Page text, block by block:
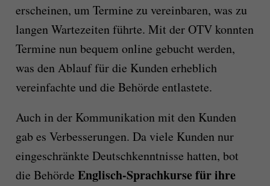
erscheinen, um Termine zu vereinbaren, was zu
langen Wartezeiten führte. Mit der OTV konnten
Termine nun bequem online gebucht werden,
was den Ablauf für die Kunden erheblich
vereinfachte und die Behörde entlastete.
Auch in der Kommunikation mit den Kunden
gab es Verbesserungen. Da viele Kunden nur
eingeschränkte Deutschkenntnisse hatten, bot
die Behörde Englisch-Sprachkurse für ihre